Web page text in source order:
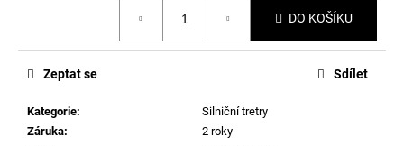
DO KOŠÍKU
Kategorie:
Silniční tretry
Záruka:
2 roky
Zeptat se Sdílet